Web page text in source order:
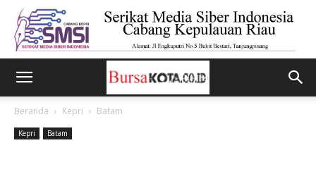
Beranda Kepri Batam
Kepri Batam